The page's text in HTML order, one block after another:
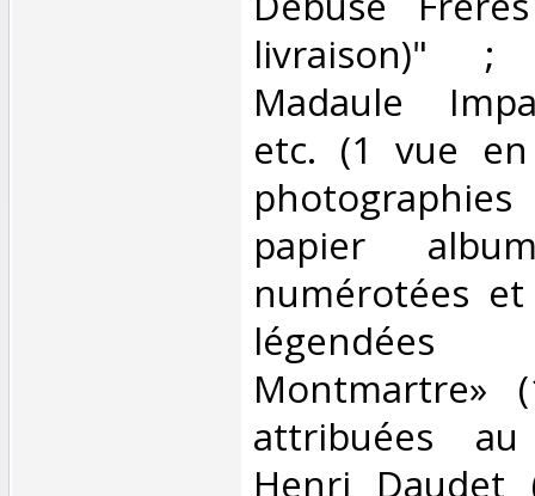
livraison)" ;
Madaule
etc. (1 vue
papier
numérotées
attribuées
Henri Daudet